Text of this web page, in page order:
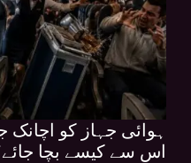
ہوائی جہاز کو اچانک
اس سے کیسے بچا